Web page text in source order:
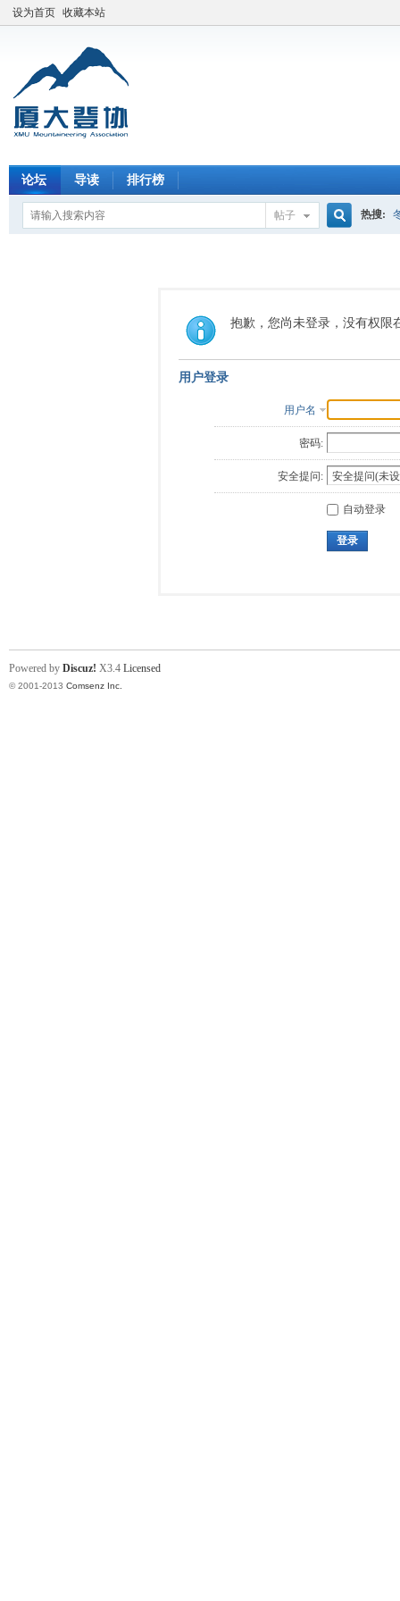
设为首页 收藏本站
论坛 导读 排行榜
帖子
索
热搜:
抱歉，您尚未登录，没有权限
用户登录
用户名
密码:
安全提问:
自动登录
登录
Powered by Discuz! X3.4 Licensed
© 2001-2013 Comsenz Inc.